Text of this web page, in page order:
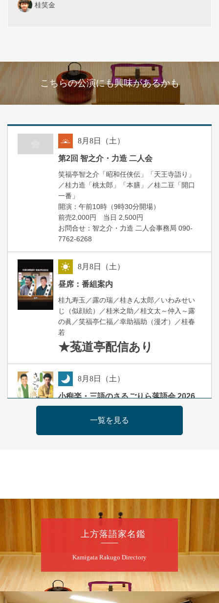
桂笑金
こちらの公演にも興味があるかも
8月8日（土）
第2回 智之介・力造 二人会
笑福亭智之介「昭和任侠伝」「天王寺詣り」
／桂力造「桃太郎」「本膳」／桂二豆「開口
一番」
開演：午前10時（9時30分開場）
前売2,000円 当日 2,500円
お問合せ：智之介・力造 二人会事務局 090-
7762-6268
8月8日（土）
昼席：番組案内
桂九寿玉／露の瑞／桂きん太郎／いわみせい
じ（似顔絵）／桂米之助／桂文太～仲入～露
の眞／笑福亭仁福／幸助福助（漫才）／桂春
若
★菟道亭配信あり
8月8日（土）
小痴楽・三語のさるごりら落語会 2026
開演：午後6時（5時30分開場）全席指定
前売3,500円 当日4,000円
第98回 桂慶枝の早起き寄席～親子の噺
スペシャル～
僧」／桂三実「ワンワン」／桂慶枝「せんた
開演：午前10時（9時30分開場）1F全席指
定 2F全席自由
前売2,000円 当日2,500円 25歳以下前売・
当日共1,000円
一覧を見る
上方落語家名鑑
Kamigata Rakugo Directory